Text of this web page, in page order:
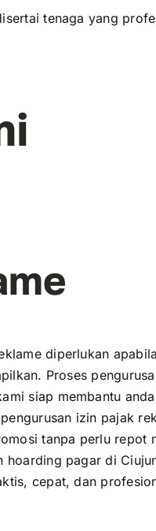
tenaga yang
diperlukan
Proses
siap membantu
izin pajak
tanpa perlu repot
hoarding pagar di
cepat, dan